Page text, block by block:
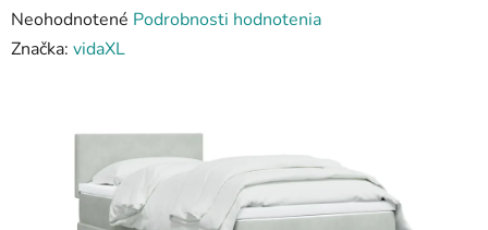
Priemerné
hodnotenie
hviezdičiek.
Neohodnotené Podrobnosti hodnotenia
Značka: vidaXL